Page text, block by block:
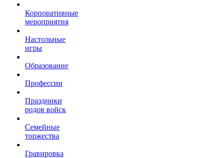
Корпоративные
мероприятия
Настольные
игры
Образование
Профессии
Праздники
родов войск
Семейные
торжества
Гравировка